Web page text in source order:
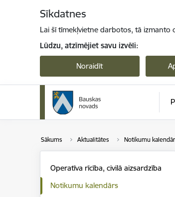
Sīkdatnes
Lai šī tīmekļvietne darbotos, tā izmanto
Lūdzu, atzīmējiet savu izvēli:
Noraidīt
Sākums Aktualitātes Notikumu
Operatīva rīcība, civilā aizsardzība
Notikumu kalendārs